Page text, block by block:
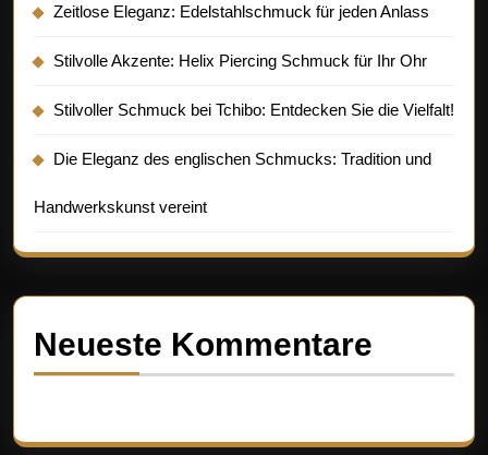
Zeitlose Eleganz: Edelstahlschmuck für jeden Anlass
Stilvolle Akzente: Helix Piercing Schmuck für Ihr Ohr
Stilvoller Schmuck bei Tchibo: Entdecken Sie die Vielfalt!
Die Eleganz des englischen Schmucks: Tradition und
Handwerkskunst vereint
Neueste Kommentare